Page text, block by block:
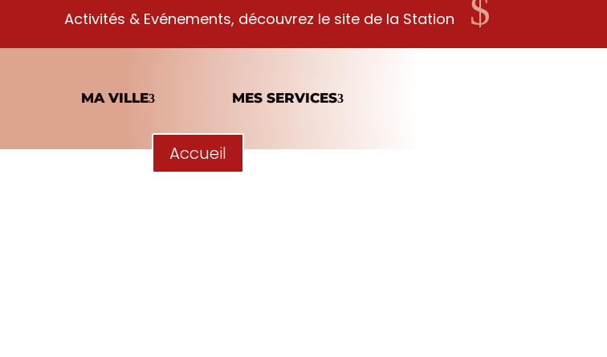
$
Activités & Evénements, découvrez le site de la Station
MA VILLE MES SERVICES
Accueil